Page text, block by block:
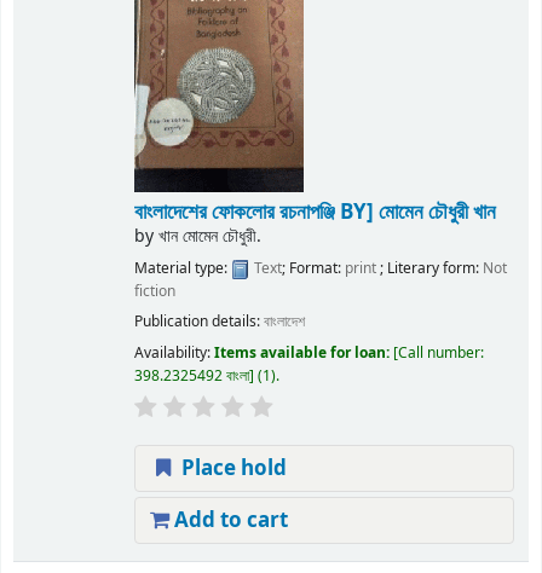
বাংলাদেশের ফোকলোর রচনাপঞ্জি BY] মোমেন চৌধুরী খান
byখান মোমেন চৌধুরী.
Material type: Text; Format: print; Literary form: Not
fiction
Publication details:বাংলাদেশ
Availability:Items available for loan: Call number:
398.2325492 বাংলা (1).
Place hold
Add to cart